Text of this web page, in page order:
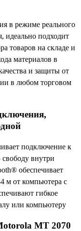
в режиме реального
идеально подходит
товаров на складе и
материалов в
и защиты от
в любом торговом
подключение к
внутри
обеспечивает
м от компьютера с
гибкое
или компьютеру
MT 2070